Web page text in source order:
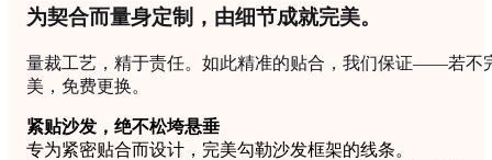
为契合而量身定制，由细节成就完美。
量裁工艺，精于责任。如此精准的贴合，我们保证——若不
美，免费更换。
紧贴沙发，绝不松垮悬垂
专为紧密贴合而设计，完美勾勒沙发框架的线条。